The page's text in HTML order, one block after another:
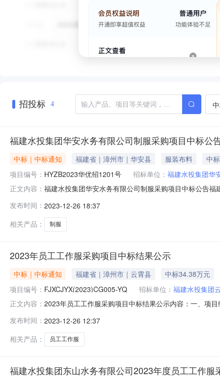
招投标 4
福建水投集团华安水务有限公司制服采购项目中标公
中标｜中标通知 福建省｜漳州市｜华安县 服装布料
中
项目编号： HYZB2023华优招1201号 招标单位： 福建水投集团华
正文内容： 福建水投集团华安水务有限公司制服采购项目中标公告
四、主要标的信息序号供应商名称货物名称货物品牌货
见中标人投标文件1批详
发布时间： 2023-12-26 18:37
相关产品：
制服
2023年员工工作服采购项目中标结果公示
中标｜中标通知 福建省｜漳州市｜云霄县
中标34.38万元
项目编号： FJXCJYX(2023)CG005-YQ 招标单位： 福建水投集团
正文内容： 2023年员工工作服采购项目中标结果公示内容：一、项
标准1厦门万泽丰荣贸易有限公司2023年员工工作服采
评审专
发布时间： 2023-12-26 12:37
相关产品：
员工工作服
福建水投集团东山水务有限公司2023年度员工工作服